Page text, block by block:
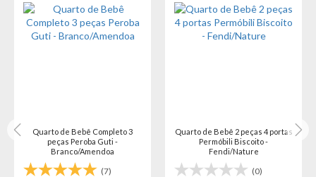
de Bebê Completo 3
peças Peroba Guti -
Branco/Amendoa
(7)
Quarto de Bebê 2 peças 4 portas
Permóbili Biscoito -
Fendi/Nature
(0)